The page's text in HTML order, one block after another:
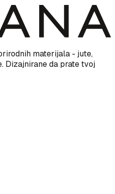
materijala - jute,
Dizajnirane da prate tvoj